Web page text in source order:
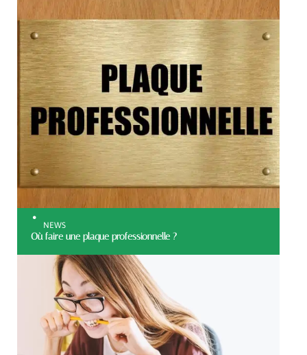
NEWS
Où faire une plaque professionnelle ?